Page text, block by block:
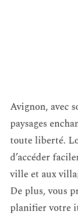
Avignon, avec
paysages
toute liberté.
d’accéder
ville et aux
De plus, vous
planifier votre